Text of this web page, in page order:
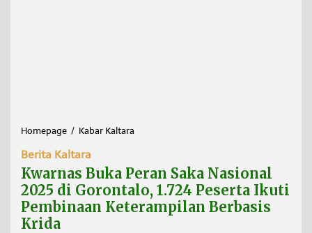
Homepage / Kabar Kaltara
r
n
a
s
Berita Kaltara
Kwarnas Buka Peran Saka Nasional
2025 di Gorontalo, 1.724 Peserta Ikuti
Pembinaan Keterampilan Berbasis
Krida